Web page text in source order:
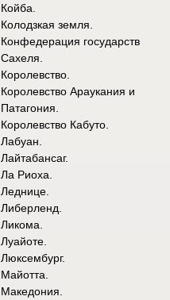
Койба.
Колодзкая земля.
Конфедерация государств
Сахеля.
Королевство.
Королевство Араукания и
Патагония.
Королевство Кабуто.
Лабуан.
Лайтабансаг.
Ла Риоха.
Леднице.
Либерленд.
Ликома.
Луайоте.
Люксембург.
Майотта.
Македония.